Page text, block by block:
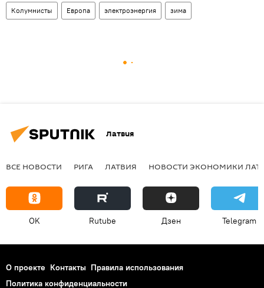
Колумнисты Европа электроэнергия зима
Латвия
ВСЕ НОВОСТИ РИГА ЛАТВИЯ НОВОСТИ ЭКОНОМИКИ
OK Rutube Дзен Telegram
О проекте Контакты Правила использования
Политика конфиденциальности